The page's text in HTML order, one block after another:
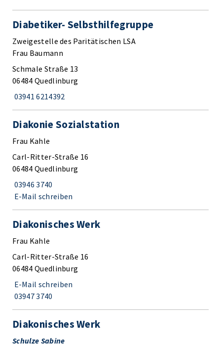
Diabetiker- Selbsthilfegruppe
Zweigestelle des Paritätischen LSA
Frau Baumann
Schmale Straße 13
06484 Quedlinburg
03941 6214392
Diakonie Sozialstation
Frau Kahle
Carl-Ritter-Straße 16
06484 Quedlinburg
03946 3740
E-Mail schreiben
Diakonisches Werk
Frau Kahle
Carl-Ritter-Straße 16
06484 Quedlinburg
E-Mail schreiben
03947 3740
Diakonisches Werk
Schulze Sabine